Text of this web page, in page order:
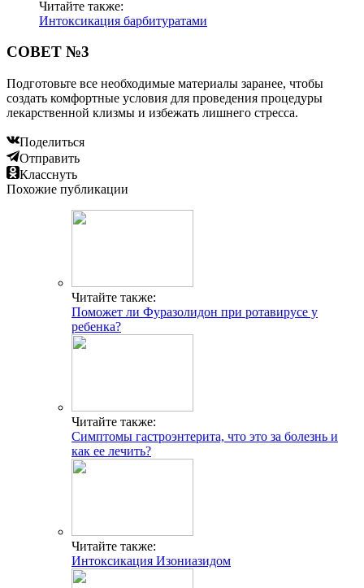
Читайте также:
Интоксикация барбитуратами
СОВЕТ №3
Подготовьте все необходимые материалы заранее, чтобы
создать комфортные условия для проведения процедуры
лекарственной клизмы и избежать лишнего стресса.
Поделиться
Отправить
Класснуть
Похожие публикации
Читайте также:
Поможет ли Фуразолидон при ротавирусе у
ребенка?
Читайте также:
Симптомы гастроэнтерита, что это за болезнь и
как ее лечить?
Читайте также:
Интоксикация Изониазидом